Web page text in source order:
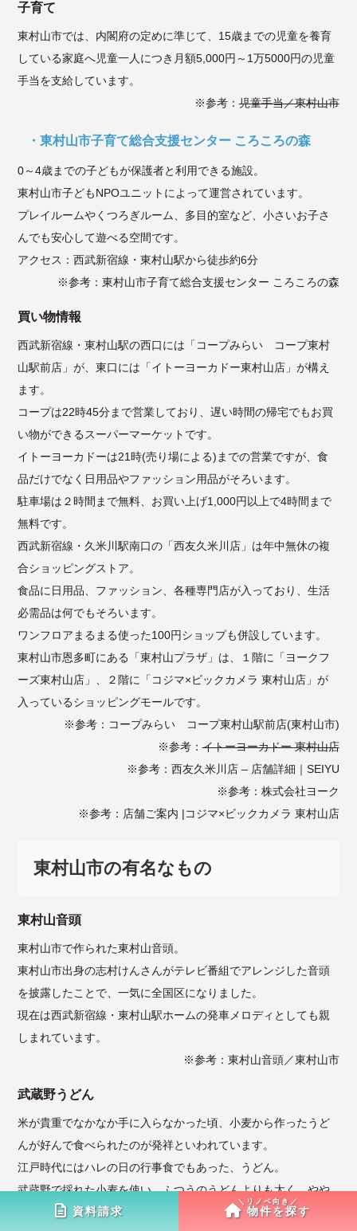
子育て
東村山市では、内閣府の定めに準じて、15歳までの児童を養育
している家庭へ児童一人につき月額5,000円～1万5000円の児童
手当を支給しています。
※参考：児童手当／東村山市
東村山市子育て総合支援センター ころころの森
0～4歳までの子どもが保護者と利用できる施設。
東村山市子どもNPOユニットによって運営されています。
プレイルームやくつろぎルーム、多目的室など、小さいお子さ
んでも安心して遊べる空間です。
アクセス：西武新宿線・東村山駅から徒歩約6分
※参考： 東村山市子育て総合支援センター ころころの森
買い物情報
西武新宿線・東村山駅の西口には「コープみらい コープ東村
山駅前店」が、東口には「イトーヨーカドー東村山店」が構え
ます。
コープは22時45分まで営業しており、遅い時間の帰宅でもお買
い物ができるスーパーマーケットです。
イトーヨーカドーは21時(売り場による)までの営業ですが、食
品だけでなく日用品やファッション用品がそろいます。
駐車場は２時間まで無料、お買い上げ1,000円以上で4時間まで
無料です。
西武新宿線・久米川駅南口の「西友久米川店」は年中無休の複
合ショッピングストア。
食品に日用品、ファッション、各種専門店が入っており、生活
必需品は何でもそろいます。
ワンフロアまるまる使った100円ショップも併設しています。
東村山市恩多町にある「東村山プラザ」は、１階に「ヨークフ
ーズ東村山店」、２階に「コジマ×ビックカメラ 東村山店」が
入っているショッピングモールです。
※参考： コープみらい コープ東村山駅前店(東村山市)
※参考：イトーヨーカドー 東村山店
※参考： 西友久米川店 – 店舗詳細｜SEIYU
※参考： 株式会社ヨーク
※参考： 店舗ご案内 |コジマ×ビックカメラ 東村山店
東村山市の有名なもの
東村山音頭
東村山市で作られた東村山音頭。
東村山市出身の志村けんさんがテレビ番組でアレンジした音頭
を披露したことで、一気に全国区になりました。
現在は西武新宿線・東村山駅ホームの発車メロディとしても親
しまれています。
※参考： 東村山音頭／東村山市
武蔵野うどん
米が貴重でなかなか手に入らなかった頃、小麦から作ったうど
んが好んで食べられたのが発祥といわれています。
江戸時代にはハレの日の行事食でもあった、うどん。
武蔵野で採れた小麦を使い、ふつうのうどんよりも太く、やや
茶色がかっていて、こしのある食べ応えが特徴です。
資料請求 物件を探す